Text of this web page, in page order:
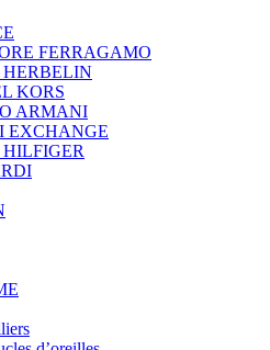
FERRAGAMO
KORS
ARMANI
EXCHANGE